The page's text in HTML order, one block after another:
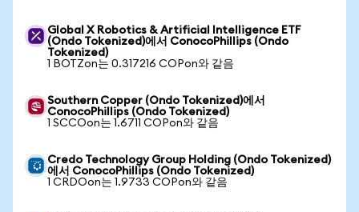
Global X Robotics & Artificial Intelligence ETF
(Ondo Tokenized)에서 ConocoPhillips (Ondo
Tokenized)
1 BOTZon는 0.317216 COPon와 같음
Southern Copper (Ondo Tokenized)에서
ConocoPhillips (Ondo Tokenized)
1 SCCOon는 1.6711 COPon와 같음
Credo Technology Group Holding (Ondo Tokenized)
에서 ConocoPhillips (Ondo Tokenized)
1 CRDOon는 1.9733 COPon와 같음